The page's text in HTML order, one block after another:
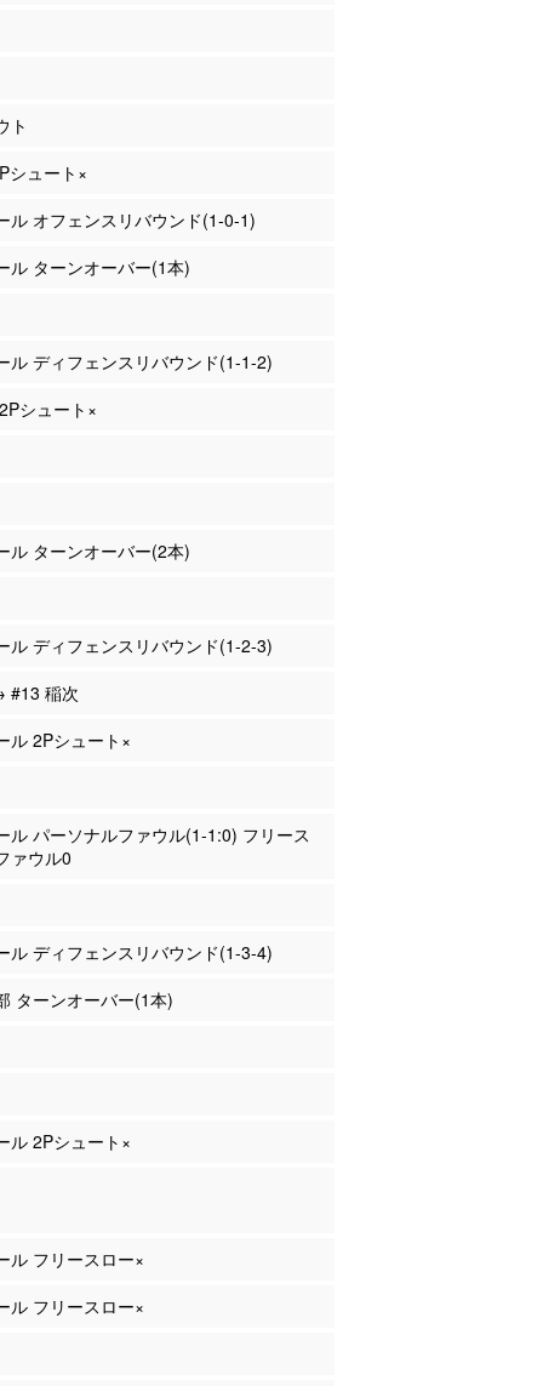
ト
シュート×
ル オフェンスリバウンド(1-0-1)
ル ターンオーバー(1本)
ル ディフェンスリバウンド(1-1-2)
シュート×
ル ターンオーバー(2本)
ル ディフェンスリバウンド(1-2-3)
#13 稲次
ル 2Pシュート×
ル パーソナルファウル(1-1:0) フリース
ァウル0
ル ディフェンスリバウンド(1-3-4)
ターンオーバー(1本)
ル 2Pシュート×
ル フリースロー×
ル フリースロー×